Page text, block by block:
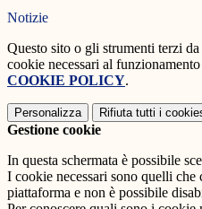
Notizie
Questo sito o gli strumenti terzi
cookie necessari al
COOKIE POLICY.
Personalizza Rifiuta tutti i
Gestione cookie
In questa schermata è possibile
I cookie necessari sono quelli
piattaforma e non è possibile